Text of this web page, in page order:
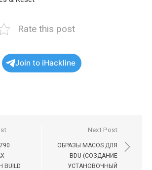
Rate this post
Join to iHackline
BUILD
Next Post
ОБРАЗЫ MACOS ДЛЯ
BDU (СОЗДАНИЕ
УСТАНОВОЧНЫЙ